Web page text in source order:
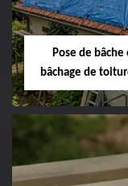
Pose de bâche
bâchage de